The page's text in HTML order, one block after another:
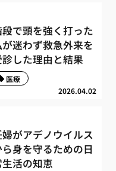
段で頭を強く打った
迷わず救急外来を
診した理由と結果
2026.04.02
医療
がアデノウイルス
ら身を守るための日
生活の知恵